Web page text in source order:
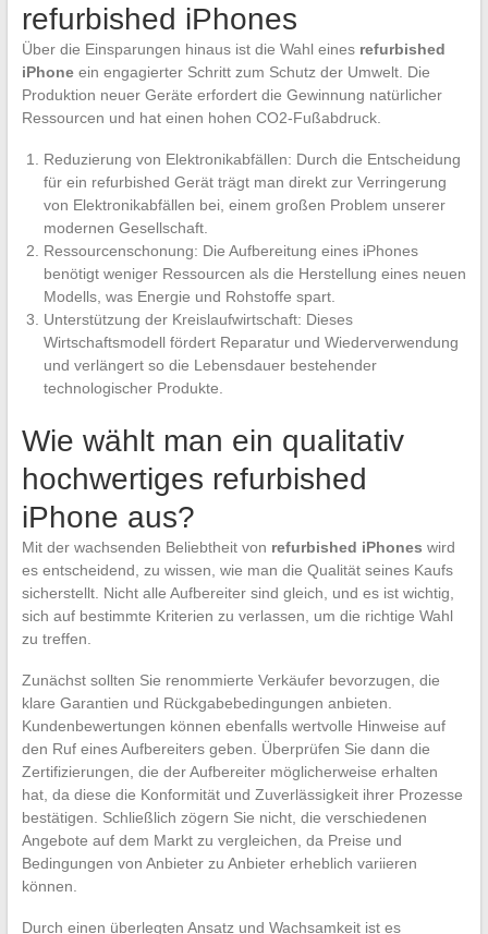
refurbished iPhones
Über die Einsparungen hinaus ist die Wahl eines refurbished
iPhoneein engagierter Schritt zum Schutz der Umwelt. Die
Produktion neuer Geräte erfordert die Gewinnung natürlicher
Ressourcen und hat einen hohen CO2-Fußabdruck.
Reduzierung von Elektronikabfällen: Durch die Entscheidung
für ein refurbished Gerät trägt man direkt zur Verringerung
von Elektronikabfällen bei, einem großen Problem unserer
modernen Gesellschaft.
Ressourcenschonung: Die Aufbereitung eines iPhones
benötigt weniger Ressourcen als die Herstellung eines neuen
Modells, was Energie und Rohstoffe spart.
Unterstützung der Kreislaufwirtschaft: Dieses
Wirtschaftsmodell fördert Reparatur und Wiederverwendung
und verlängert so die Lebensdauer bestehender
technologischer Produkte.
Wie wählt man ein qualitativ
hochwertiges refurbished
iPhone aus?
Mit der wachsenden Beliebtheit von refurbished iPhones wird
es entscheidend, zu wissen, wie man die Qualität seines Kaufs
sicherstellt. Nicht alle Aufbereiter sind gleich, und es ist wichtig,
sich auf bestimmte Kriterien zu verlassen, um die richtige Wahl
zu treffen.
Zunächst sollten Sie renommierte Verkäufer bevorzugen, die
klare Garantien und Rückgabebedingungen anbieten.
Kundenbewertungen können ebenfalls wertvolle Hinweise auf
den Ruf eines Aufbereiters geben. Überprüfen Sie dann die
Zertifizierungen, die der Aufbereiter möglicherweise erhalten
hat, da diese die Konformität und Zuverlässigkeit ihrer Prozesse
bestätigen. Schließlich zögern Sie nicht, die verschiedenen
Angebote auf dem Markt zu vergleichen, da Preise und
Bedingungen von Anbieter zu Anbieter erheblich variieren
können.
Durch einen überlegten Ansatz und Wachsamkeit ist es